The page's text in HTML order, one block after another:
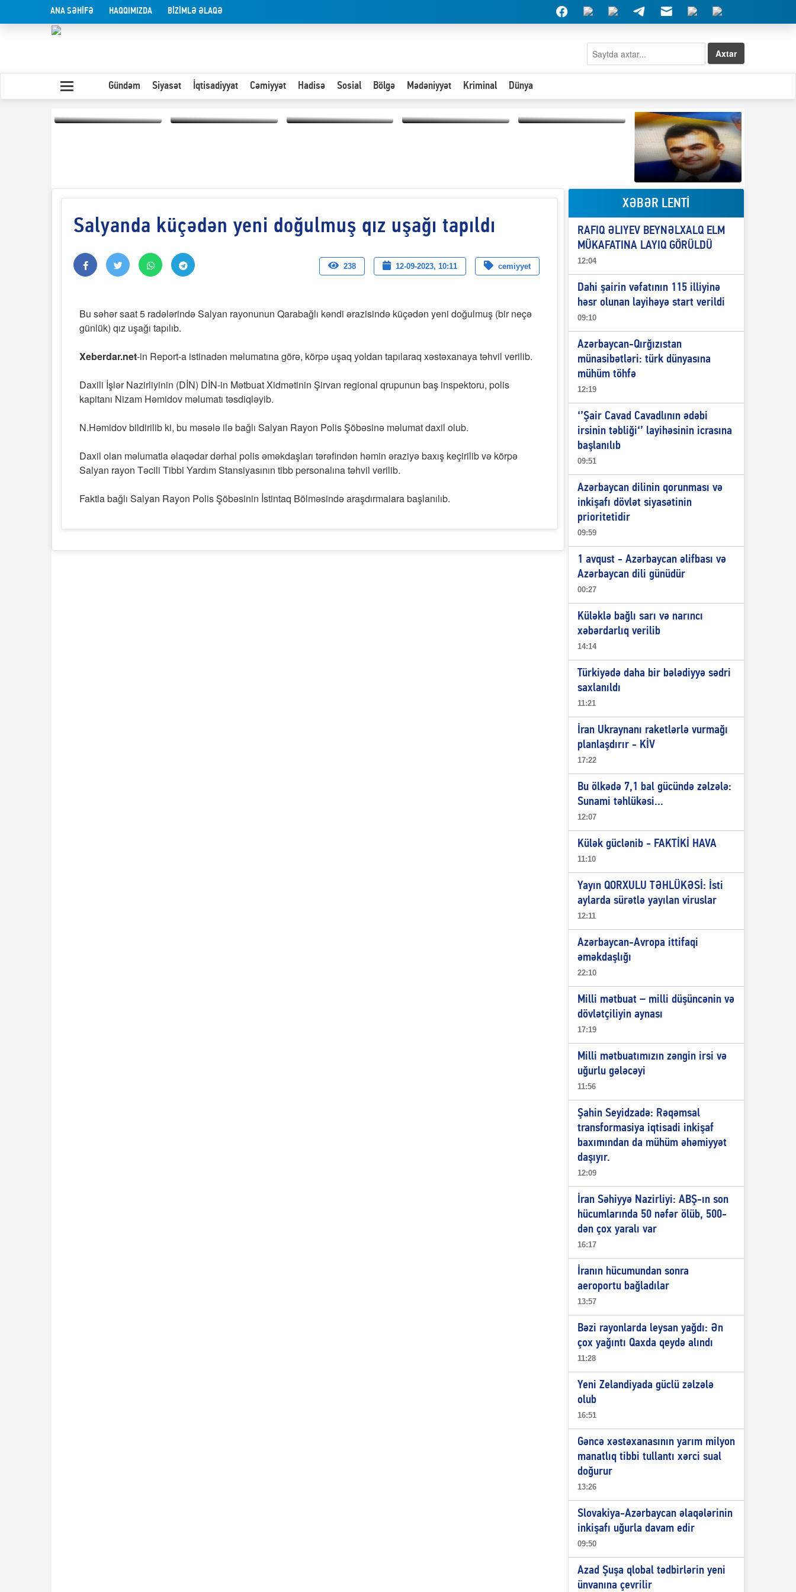
ANA SƏHİFƏ HAQQIMIZDA BİZİMLƏ ƏLAQƏ
Axtar
Gündəm Siyasət İqtisadiyyat Cəmiyyət Hadisə Sosial Bölgə Mədəniyyət Kriminal Dünya
Elşad Abdullayevin
erməniləri
maliyyələşdirən oğlu
niyə Azərbaycana
ekstradisiya olunmur?
Salyanda küçədən yeni doğulmuş qız uşağı tapıldı
238 12-09-2023, 10:11 cemiyyet
Bu səhər saat 5 radələrində Salyan rayonunun Qarabağlı kəndi ərazisində küçədən yeni doğulmuş (bir neçə
günlük) qız uşağı tapılıb.
Xeberdar.net-in Report-a istinadən məlumatına görə, körpə uşaq yoldan tapılaraq xəstəxanaya təhvil verilib.
Daxili İşlər Nazirliyinin (DİN) DİN-in Mətbuat Xidmətinin Şirvan regional qrupunun baş inspektoru, polis
kapitanı Nizam Həmidov məlumatı təsdiqləyib.
N.Həmidov bildirilib ki, bu məsələ ilə bağlı Salyan Rayon Polis Şöbəsinə məlumat daxil olub.
Daxil olan məlumatla əlaqədar dərhal polis əməkdaşları tərəfindən həmin əraziyə baxış keçirilib və körpə
Salyan rayon Təcili Tibbi Yardım Stansiyasının tibb personalına təhvil verilib.
Faktla bağlı Salyan Rayon Polis Şöbəsinin İstintaq Bölməsində araşdırmalara başlanılıb.
XƏBƏR LENTİ
RAFIQ ƏLIYEV BEYNƏLXALQ ELM
MÜKAFATINA LAYIQ GÖRÜLDÜ
12:04
Dahi şairin vəfatının 115 illiyinə
həsr olunan layihəyə start verildi
09:10
Azərbaycan-Qırğızıstan
münasibətləri: türk dünyasına
mühüm töhfə
12:19
‘’Şair Cavad Cavadlının ədəbi
irsinin təbliği‘’ layihəsinin icrasına
başlanılıb
09:51
Azərbaycan dilinin qorunması və
inkişafı dövlət siyasətinin
prioritetidir
09:59
1 avqust - Azərbaycan əlifbası və
Azərbaycan dili günüdür
00:27
Küləklə bağlı sarı və narıncı
xəbərdarlıq verilib
14:14
Türkiyədə daha bir bələdiyyə sədri
saxlanıldı
11:21
İran Ukraynanı raketlərlə vurmağı
planlaşdırır - KİV
17:22
Bu ölkədə 7,1 bal gücündə zəlzələ:
Sunami təhlükəsi...
12:07
Külək güclənib - FAKTİKİ HAVA
11:10
Yayın QORXULU TƏHLÜKƏSİ: İsti
aylarda sürətlə yayılan viruslar
12:11
Azərbaycan-Avropa ittifaqi
əməkdaşlığı
22:10
Milli mətbuat – milli düşüncənin və
dövlətçiliyin aynası
17:19
Milli mətbuatımızın zəngin irsi və
uğurlu gələcəyi
11:56
Şahin Seyidzadə: Rəqəmsal
transformasiya iqtisadi inkişaf
baxımından da mühüm əhəmiyyət
daşıyır.
12:09
İran Səhiyyə Nazirliyi: ABŞ-ın son
hücumlarında 50 nəfər ölüb, 500-
dən çox yaralı var
16:17
İranın hücumundan sonra
aeroportu bağladılar
13:57
Bəzi rayonlarda leysan yağdı: Ən
çox yağıntı Qaxda qeydə alındı
11:28
Yeni Zelandiyada güclü zəlzələ
olub
16:51
Gəncə xəstəxanasının yarım milyon
manatlıq tibbi tullantı xərci sual
doğurur
13:26
Slovakiya-Azərbaycan əlaqələrinin
inkişafı uğurla davam edir
09:50
Azad Şuşa qlobal tədbirlərin yeni
ünvanına çevrilir